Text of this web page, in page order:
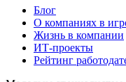
Блог
О компаниях в
Жизнь в компании
ИТ-проекты
Рейтинг